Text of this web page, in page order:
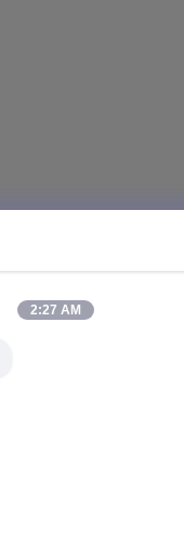
2:27 AM